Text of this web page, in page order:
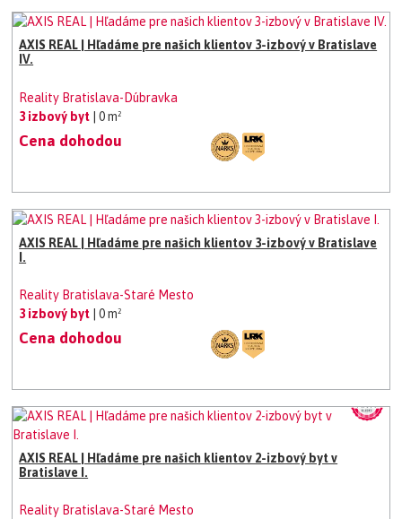
AXIS REAL | Hľadáme pre našich klientov 3-izbový v Bratislave
IV.
Reality Bratislava-Dúbravka
3 izbový byt
| 0 m²
Cena dohodou
AXIS REAL | Hľadáme pre našich klientov 3-izbový v Bratislave
I.
Reality Bratislava-Staré Mesto
3 izbový byt
| 0 m²
Cena dohodou
AXIS REAL | Hľadáme pre našich klientov 2-izbový byt v
Bratislave I.
Reality Bratislava-Staré Mesto